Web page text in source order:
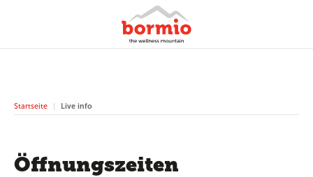
Startseite Live info
Öffnungszeiten